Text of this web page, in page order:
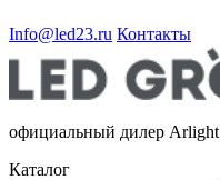
Info@led23.ru Контакты
официальный дилер Arlight
Каталог